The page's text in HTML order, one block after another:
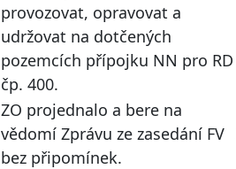
provozovat, opravovat a
udržovat na dotčených
pozemcích přípojku NN pro RD
čp. 400.
ZO projednalo a bere na
vědomí Zprávu ze zasedání FV
bez připomínek.